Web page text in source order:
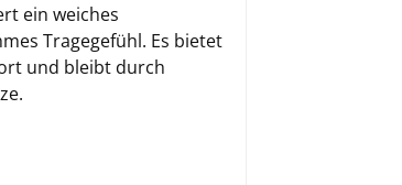
ein weiches
Tragegefühl. Es bietet
und bleibt durch